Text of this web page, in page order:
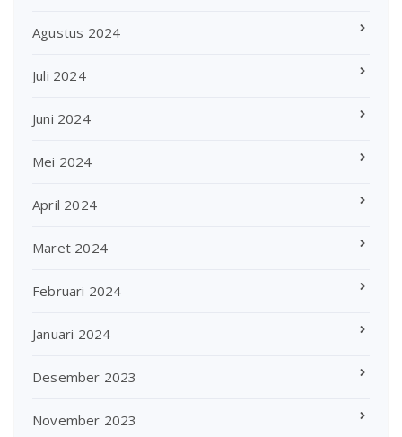
Agustus 2024
Juli 2024
Juni 2024
Mei 2024
April 2024
Maret 2024
Februari 2024
Januari 2024
Desember 2023
November 2023